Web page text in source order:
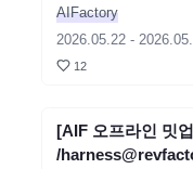
인 밋업
AIFactory
2026.05.22-
12
세미나
[AIF 오프라인 밋
/